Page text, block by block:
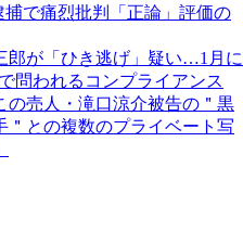
捕で痛烈批判「正論」評価の
郎が「ひき逃げ」疑い…1月に
問われるコンプライアンス
の売人・滝口涼介被告の＂黒
との複数のプライベート写